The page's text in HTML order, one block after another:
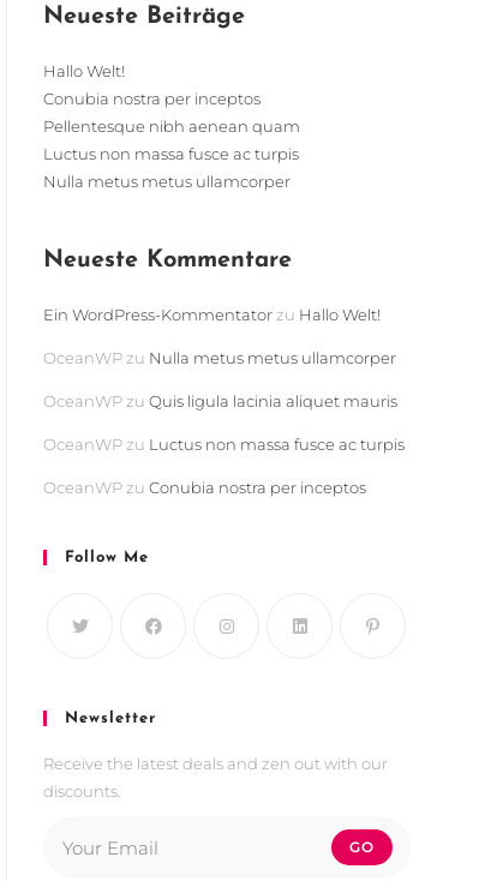
Neueste Beiträge
Hallo Welt!
Conubia nostra per inceptos
Pellentesque nibh aenean quam
Luctus non massa fusce ac turpis
Nulla metus metus ullamcorper
Neueste Kommentare
Ein WordPress-Kommentator zu Hallo Welt!
OceanWP zu Nulla metus metus ullamcorper
OceanWP zu Quis ligula lacinia aliquet mauris
OceanWP zu Luctus non massa fusce ac turpis
OceanWP zu Conubia nostra per inceptos
Follow Me
Newsletter
Receive the latest deals and zen out with our
discounts.
GO